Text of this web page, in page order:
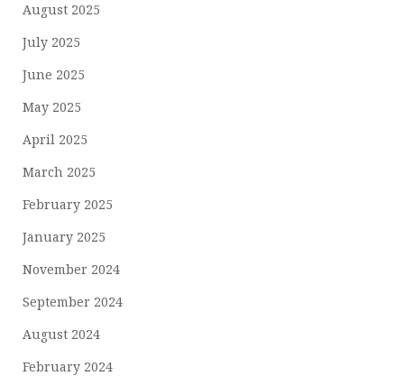
August 2025
July 2025
June 2025
May 2025
April 2025
March 2025
February 2025
January 2025
November 2024
September 2024
August 2024
February 2024